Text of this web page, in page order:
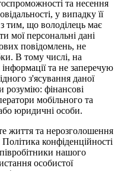
та несення
у випадку її
тим, що володілець має
мої персональні дані
повідомлень, не
В тому числі, на
інформації та не заперечую
з'ясування даної
розумію: фінансові
мобільного та
юридичні особи.
життя та нерозголошення
конфіденційності
нашого
особистої